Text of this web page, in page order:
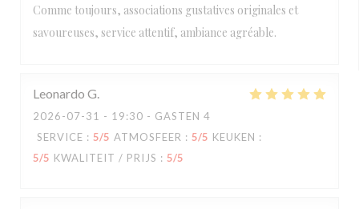
Comme toujours, associations gustatives originales et
savoureuses, service attentif, ambiance agréable.
Leonardo G
2026-07-31 - 19:30 - GASTEN 4
SERVICE : 5/5 ATMOSFEER : 5/5 KEUKEN :
5/5 KWALITEIT / PRIJS : 5/5